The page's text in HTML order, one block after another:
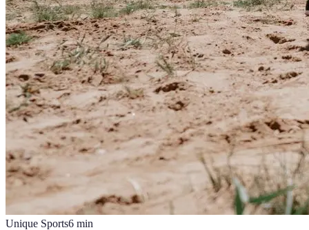
Unique Sports6 min